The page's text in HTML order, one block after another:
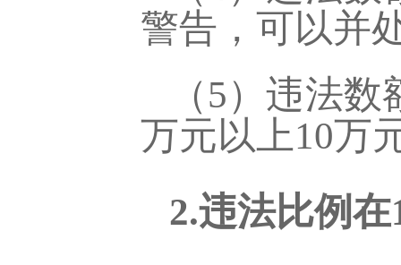
警告，可以并
（5）违法数
万元以上10万
2.违法比例